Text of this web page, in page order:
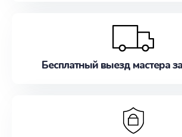
Бесплатный выезд мастера